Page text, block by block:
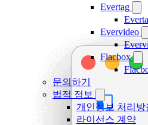
Evertag
Evervideo
Flacbox
문의하기
법적 정보
개인정보 처리방
라이선스 계약